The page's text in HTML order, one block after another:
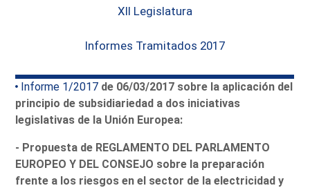
XII Legislatura
Informes Tramitados 2017
Informe 1/2017 de 06/03/2017 sobre la aplicación del
principio de subsidiariedad a dos iniciativas
legislativas de la Unión Europea:
- Propuesta de REGLAMENTO DEL PARLAMENTO
EUROPEO Y DEL CONSEJO sobre la preparación
frente a los riesgos en el sector de la electricidad y